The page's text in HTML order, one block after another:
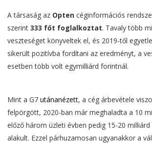
A társaság az Opten céginformációs
szerint 333 főt foglalkoztat. Tavaly több
veszteséget könyveltek el, és 2019-től
sikerült pozitívba fordítani az eredményt, a
esetben több volt egymilliárd forintnál.
Mint a G7 utánanézett, a cég árbevétele
felpörgött, 2020-ban már meghaladta a 10
előző három üzleti évben pedig 15-20
alakult. Ezzel párhuzamosan ugyanakkor a